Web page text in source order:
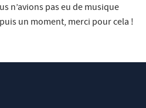
n’avions pas eu de musique
un moment, merci pour cela !